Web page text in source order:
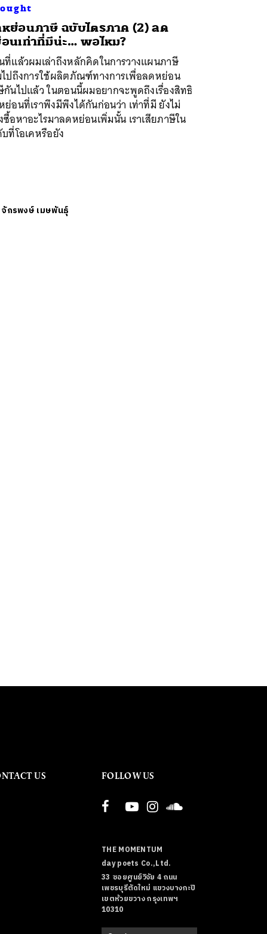
ย่อนภาษี ฉบับไตรภาค (2) ลด
นเท่าที่มีน่ะ… พอไหม?
ที่แล้วผมเล่าถึงหลักคิดในการวางแผนภาษี
ปถึงการใช้ผลิตภัณฑ์ทางการเพื่อลดหย่อน
นไปแล้ว ในตอนนี้ผมอยากจะพูดถึงเรื่องสิทธิ
อนที่เราพึงมีพึงได้กันก่อนว่า เท่าที่มี ยังไม่
อหาอะไรมาลดหย่อนเพิ่มนั้น เราเสียภาษีใน
ที่โอเคหรือยัง
จักรพงษ์ เมษพันธุ์
US FOLLOW US
THE MOMENTUM
day poets Co.,Ltd.
33 ซอยศูนย์วิจัย 4 ถนน
เพชรบุรีตัดใหม่ แขวงบางกะปิ
เขตห้วยขวาง กรุงเทพฯ
10310